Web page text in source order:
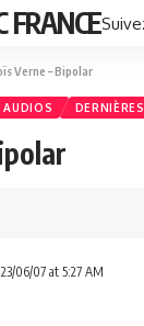
FRANCE
Verne – Bipolar
AUDIOS
06/07 at 5:27 AM